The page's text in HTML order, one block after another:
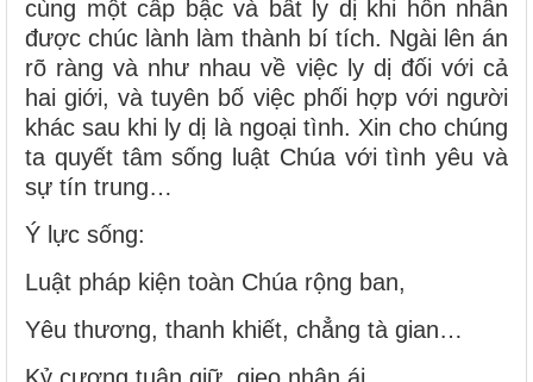
cùng một cấp bậc và bất ly dị khi hôn nhân
được chúc lành làm thành bí tích. Ngài lên án
rõ ràng và như nhau về việc ly dị đối với cả
hai giới, và tuyên bố việc phối hợp với người
khác sau khi ly dị là ngoại tình. Xin cho chúng
ta quyết tâm sống luật Chúa với tình yêu và
sự tín trung…
Ý lực sống:
Luật pháp kiện toàn Chúa rộng ban,
Yêu thương, thanh khiết, chẳng tà gian…